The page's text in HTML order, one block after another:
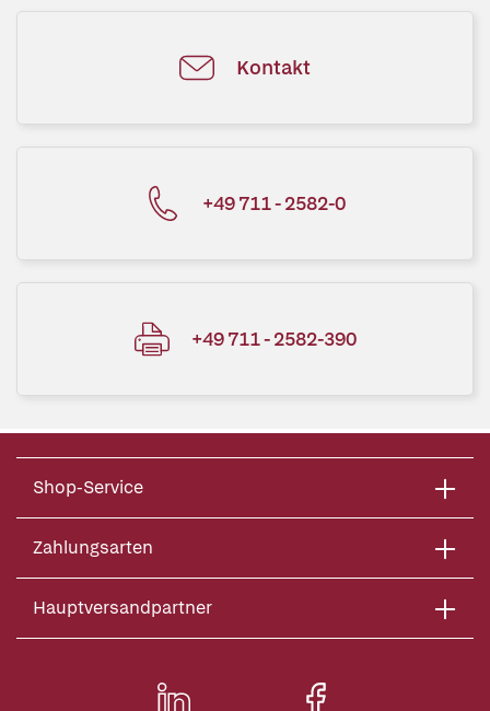
Kontakt
+49 711 - 2582-0
+49 711 - 2582-390
Shop-Service
Zahlungsarten
Hauptversandpartner